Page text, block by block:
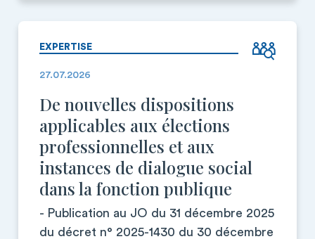
EXPERTISE
27.07.2026
De nouvelles dispositions
applicables aux élections
professionnelles et aux
instances de dialogue social
dans la fonction publique
- Publication au JO du 31 décembre 2025
du décret n° 2025-1430 du 30 décembre